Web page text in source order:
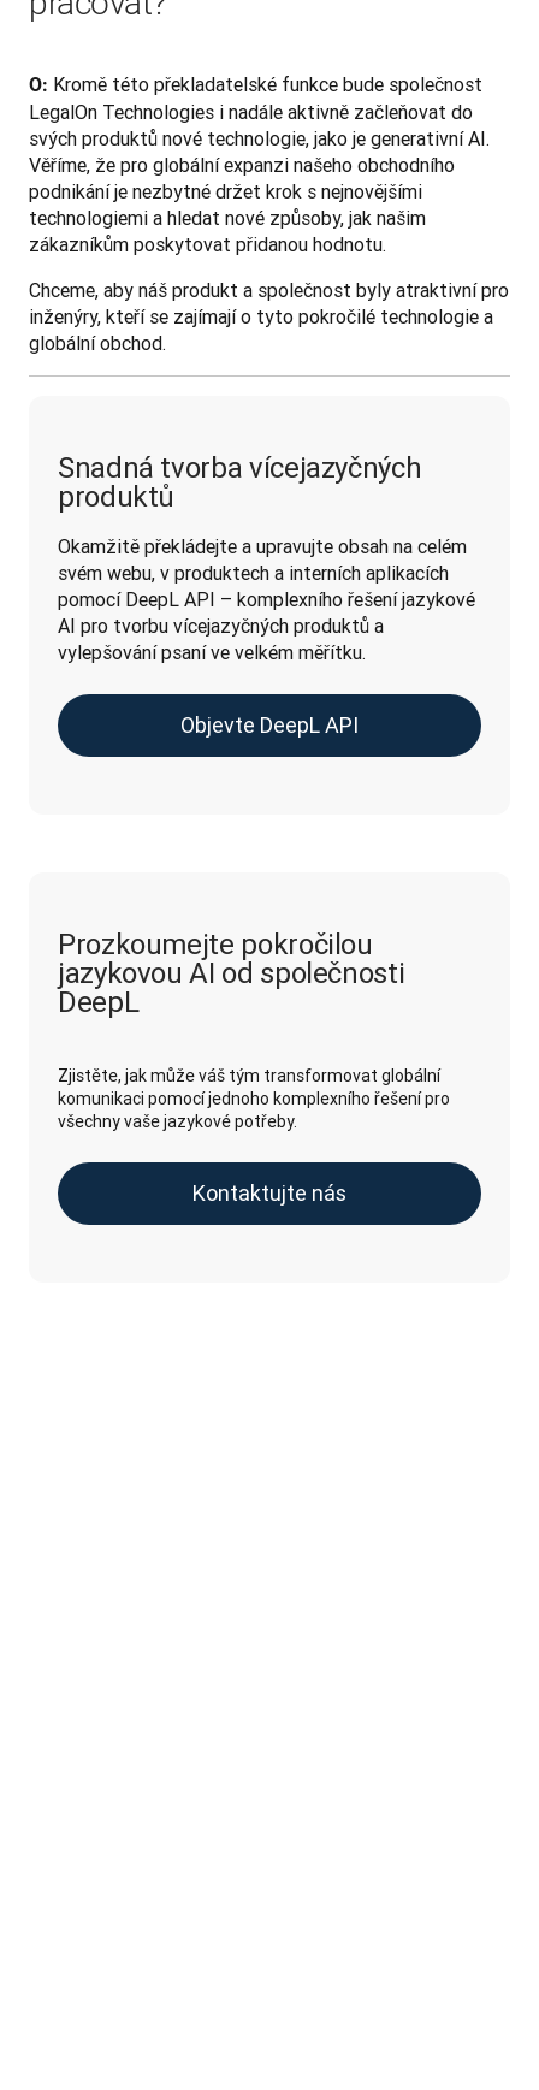
O: Kromě této překladatelské funkce bude společnost
LegalOn Technologies i nadále aktivně začleňovat do
svých produktů nové technologie, jako je generativní AI.
Věříme, že pro globální expanzi našeho obchodního
podnikání je nezbytné držet krok s nejnovějšími
technologiemi a hledat nové způsoby, jak našim
zákazníkům poskytovat přidanou hodnotu.
Chceme, aby náš produkt a společnost byly atraktivní pro
inženýry, kteří se zajímají o tyto pokročilé technologie a
globální obchod.
Snadná tvorba vícejazyčných
produktů
Okamžitě překládejte a upravujte obsah na celém
svém webu, v produktech a interních aplikacích
pomocí DeepL API – komplexního řešení jazykové
AI pro tvorbu vícejazyčných produktů a
vylepšování psaní ve velkém měřítku.
Objevte DeepL API
Prozkoumejte pokročilou
jazykovou AI od společnosti
DeepL
Zjistěte, jak může váš tým transformovat globální
komunikaci pomocí jednoho komplexního řešení pro
všechny vaše jazykové potřeby.
Kontaktujte nás